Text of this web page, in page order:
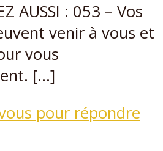
AUSSI : 053 – Vos
venir à vous et
vous
[…]
pour répondre